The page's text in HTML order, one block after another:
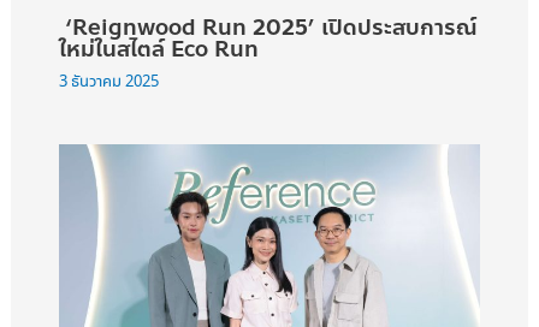
‘Reignwood Run 2025’ เปิดประสบการณ์
ใหม่ในสไตล์ Eco Run
3 ธันวาคม 2025